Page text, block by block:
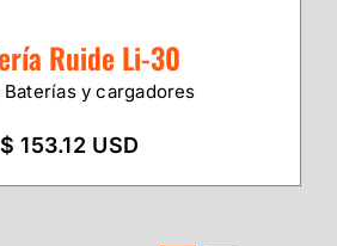
Ruide Li-30
Baterías y cargadores
$ 153.12 USD